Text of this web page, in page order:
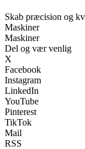
Skab præcision og
Maskiner
Maskiner
Del og vær venlig
X
Facebook
Instagram
LinkedIn
YouTube
Pinterest
TikTok
Mail
RSS